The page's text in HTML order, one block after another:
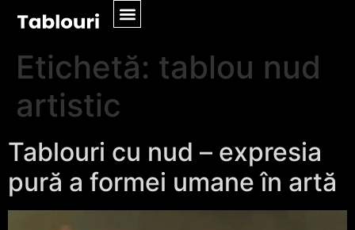
Etichetă: tablou nud
artistic
Tablouri cu nud – expresia
pură a formei umane în artă